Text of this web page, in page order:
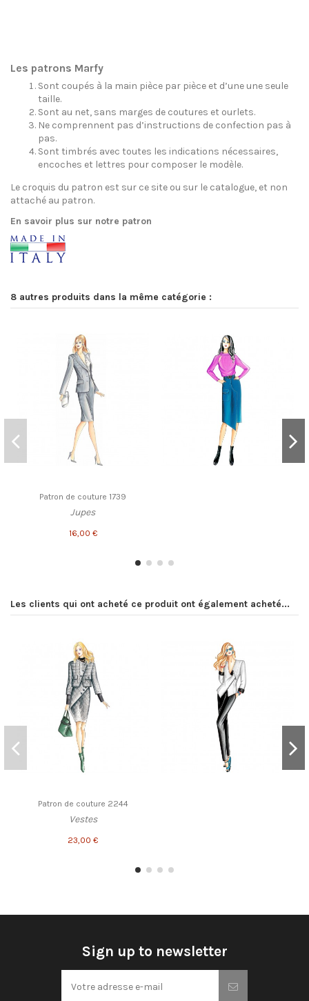
Les patrons Marfy
Sont coupés à la main pièce par pièce et d’une une seule
taille.
Sont au net, sans marges de coutures et ourlets.
Ne comprennent pas d’instructions de confection pas à
pas.
Sont timbrés avec toutes les indications nécessaires,
encoches et lettres pour composer le modèle.
Le croquis du patron est sur ce site ou sur le catalogue, et non
attaché au patron.
En savoir plus sur notre patron
8 autres produits dans la même catégorie :
Patron de couture 1739
Jupes
16,00 €
Les clients qui ont acheté ce produit ont également acheté...
Patron de couture 2244
Vestes
23,00 €
Sign up to newsletter